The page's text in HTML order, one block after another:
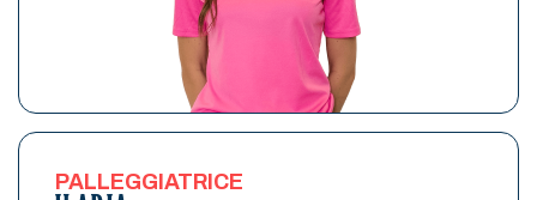
PALLEGGIATRICE